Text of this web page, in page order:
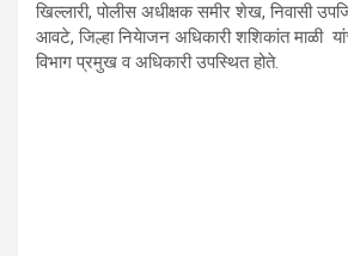
खिल्लारी, पोलीस अधीक्षक समीर शेख, निवासी
आवटे, जिल्हा नियेाजन अधिकारी शशिकांत माळी
विभाग प्रमुख व अधिकारी उपस्थित होते.